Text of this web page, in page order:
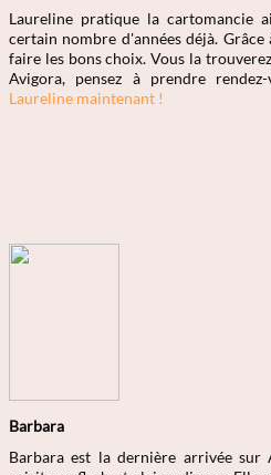
Laureline pratique la cartomancie
certain nombre d'années déjà.
faire les bons choix. Vous la
Avigora, pensez à prendre
Laureline maintenant !
Barbara
Barbara est la dernière arrivée sur